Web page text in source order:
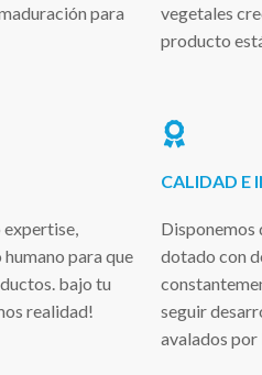
para
vegetales
producto
para que
bajo tu
realidad!
CALIDAD E
Disponemos
dotado con
seguir
avalados por